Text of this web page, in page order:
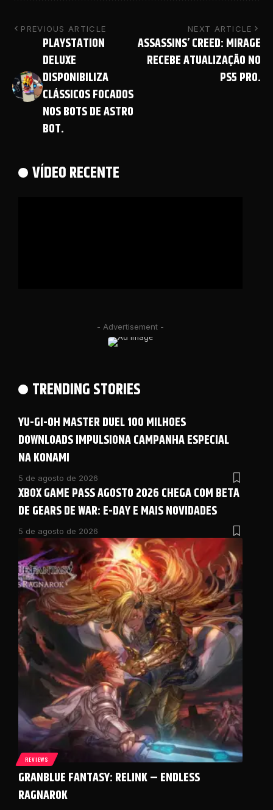
PREVIOUS ARTICLE
PLAYSTATION
DELUXE
DISPONIBILIZA
CLÁSSICOS FOCADOS
NOS BOTS DE ASTRO
BOT.
NEXT ARTICLE
ASSASSINS’ CREED: MIRAGE
RECEBE ATUALIZAÇÃO NO
PS5 PRO.
VÍDEO RECENTE
- Advertisement -
TRENDING STORIES
YU-GI-OH MASTER DUEL 100 MILHOES
DOWNLOADS IMPULSIONA CAMPANHA ESPECIAL
NA KONAMI
5 de agosto de 2026
XBOX GAME PASS AGOSTO 2026 CHEGA COM BETA
DE GEARS DE WAR: E-DAY E MAIS NOVIDADES
5 de agosto de 2026
REVIEWS
GRANBLUE FANTASY: RELINK – ENDLESS
RAGNAROK